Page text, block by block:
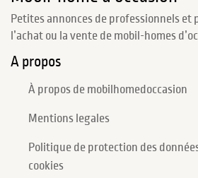
Petites annonces de professionnels
l’achat ou la vente de mobil-homes
A propos
À propos de mobilhomedoccasion
Mentions legales
Politique de protection des
cookies